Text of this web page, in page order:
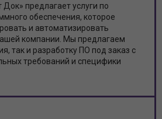
предлагает услуги по
обеспечения, которое
и автоматизировать
компании. Мы предлагаем
так и разработку ПО под заказ с
требований и специфики